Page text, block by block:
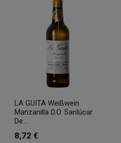
LA GUITA Weißwein
Manzanilla D.O. Sanlúcar
De...
8,72 €